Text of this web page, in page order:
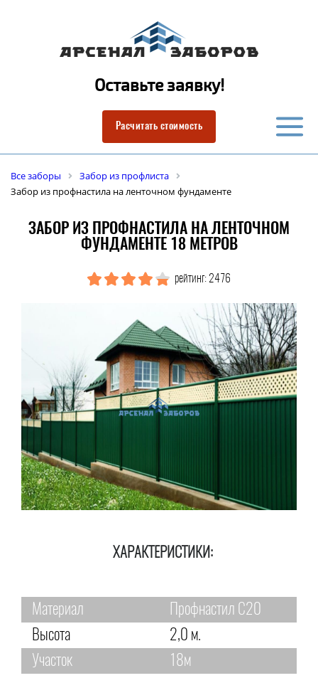
Оставьте заявку!
Расчитать стоимость
Все заборы
Забор из профлиста
Забор из профнастила на ленточном фундаменте
ЗАБОР ИЗ ПРОФНАСТИЛА НА ЛЕНТОЧНОМ
ФУНДАМЕНТЕ 18 МЕТРОВ
рейтинг: 2476
ХАРАКТЕРИСТИКИ:
Материал
Профнастил С20
Высота
2,0 м.
Участок
18м